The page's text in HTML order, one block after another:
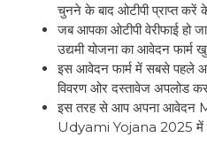
चुनने के बाद ओटीपी प्राप्त
जब आपका ओटीपी वेरीफाई हो
उद्यमी योजना का आवेदन
इस आवेदन फार्म में सबसे पहले
विवरण ओर दस्तावेज अपलोड
इस तरह से आप अपना
Udyami Yojana 2025 में